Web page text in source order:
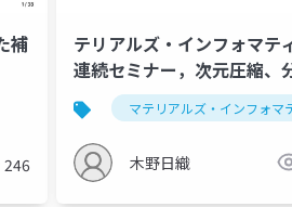
補
246
テリアルズ・インフォマテ
連続セミナー，次元圧縮、
クラスタリング，LLMによ
スコード作成
マテリアルズ・インフォマ
木野日織